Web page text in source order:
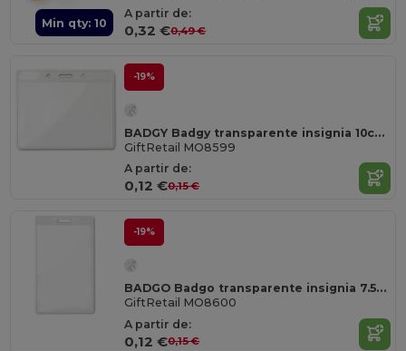
Min qty: 10
A partir de:
0,32 €0,49 €
-19%
BADGY Badgy transparente insignia 10cmx8cm
GiftRetail MO8599
A partir de:
0,12 €0,15 €
-19%
BADGO Badgo transparente insignia 7.5cmx12.5cm
GiftRetail MO8600
A partir de:
0,12 €0,15 €